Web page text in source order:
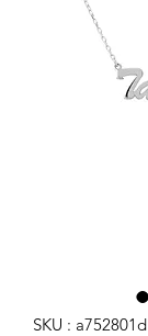
SKU : a752801d